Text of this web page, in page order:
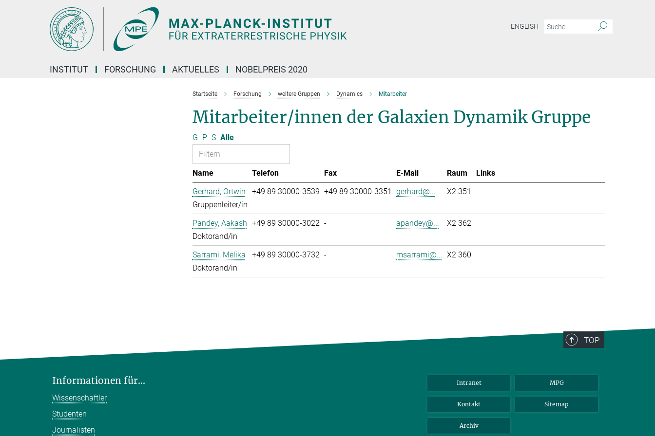
ENGLISH
INSTITUT FORSCHUNG AKTUELLES NOBELPREIS 2020
Startseite Forschung weitere Gruppen Dynamics Mitarbeiter
Mitarbeiter/innen der Galaxien Dynamik Gruppe
G P S Alle
Name Telefon Fax E-Mail Raum
Links
Gerhard, Ortwin
Gruppenleiter/in
+49 89 30000-3539 +49 89 30000-3351 gerhard@... X2 351
Pandey, Aakash
Doktorand/in
+49 89 30000-3022 - apandey@... X2 362
Sarrami, Melika
Doktorand/in
+49 89 30000-3732 - msarrami@... X2 360
TOP
Informationen für...
Wissenschaftler
Studenten
Journalisten
Intranet MPG
Kontakt Sitemap
Archiv